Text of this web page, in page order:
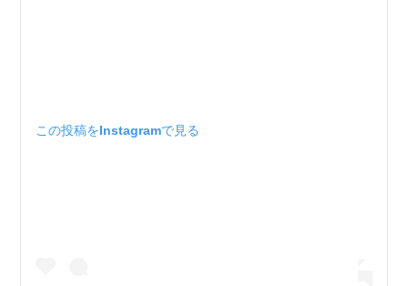
この投稿をInstagramで見る